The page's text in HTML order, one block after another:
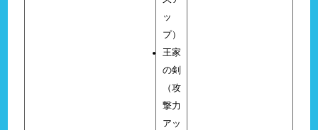
ッ
プ）
王家
の剣
（攻
撃力
アッ